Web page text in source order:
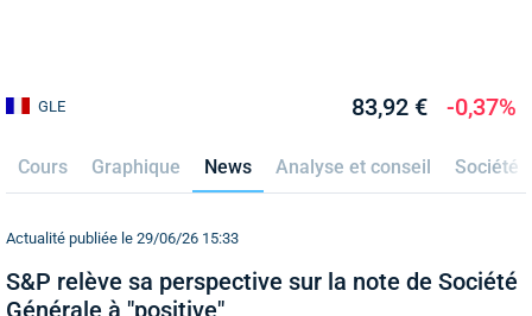
GLE 83,92 € -0,37%
Cours Graphique News Analyse et conseil Société
Actualité publiée le 29/06/26 15:33
S&P relève sa perspective sur la note de Société
Générale à "positive"